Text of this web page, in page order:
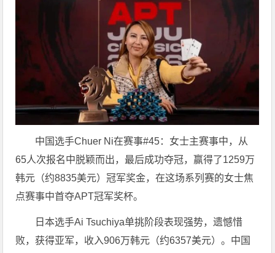
中国选手Chuer Ni在赛事#45：女士主赛事中，从
65人次报名中脱颖而出，最后成功夺冠，赢得了1259万
韩元（约8835美元）冠军奖金，在这场系列赛的女士焦
点赛事中首夺APT冠军奖杯。
日本选手Ai Tsuchiya单挑阶段表现强势，遗憾惜
败，获得亚军，收入906万韩元（约6357美元）。中国